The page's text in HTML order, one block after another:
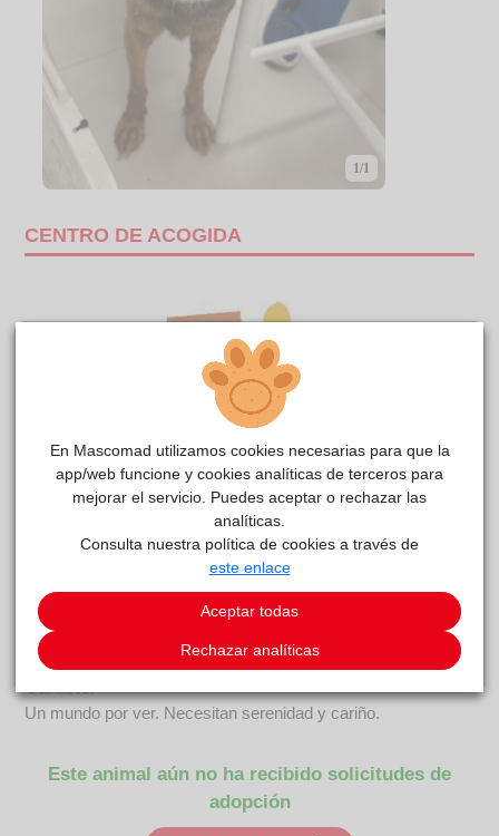
1/1
CENTRO DE ACOGIDA
COSCOJA ARGANDAreside actualmente en el centro
de acogida
COMENTARIOS
Carácter
Un mundo por ver. Necesitan serenidad y cariño.
Este animal aún no ha recibido solicitudes de
adopción
En Mascomad utilizamos cookies necesarias para que la
app/web funcione y cookies analíticas de terceros para
mejorar el servicio. Puedes aceptar o rechazar las
analíticas.
Consulta nuestra política de cookies a través de
este enlace
Aceptar todas
Rechazar analíticas